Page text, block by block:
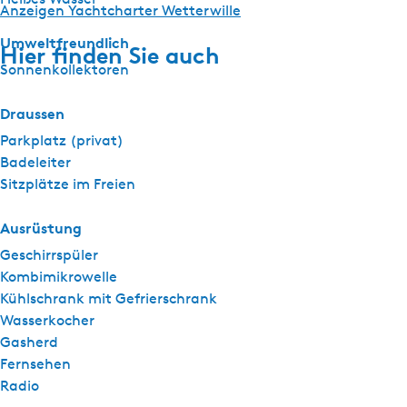
Umweltfreundlich
Sonnenkollektoren
Draussen
Parkplatz (privat)
Badeleiter
Sitzplätze im Freien
Ausrüstung
Geschirrspüler
Kombimikrowelle
Kühlschrank mit Gefrierschrank
Wasserkocher
Gasherd
Fernsehen
Radio
Anzeigen Yachtcharter Wetterwille
Hier finden Sie auch